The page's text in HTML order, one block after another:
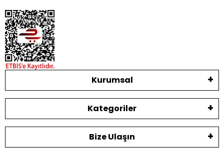
Kurumsal
Kategoriler
Bize Ulaşın